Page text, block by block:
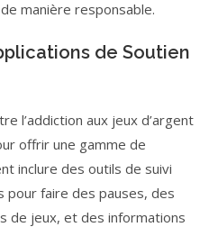
manière responsable.
de Soutien
l’addiction aux jeux d’argent
offrir une gamme de
inclure des outils de suivi
pour faire des pauses, des
de jeux, et des informations